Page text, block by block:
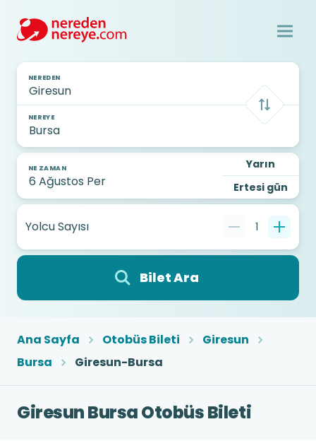
NEREDEN
NEREYE
NE ZAMAN
Yarın
Ertesi gün
Yolcu Sayısı 1
Bilet Ara
Ana Sayfa Otobüs Bileti
Giresun
Bursa
Giresun-Bursa
Giresun Bursa Otobüs Bileti